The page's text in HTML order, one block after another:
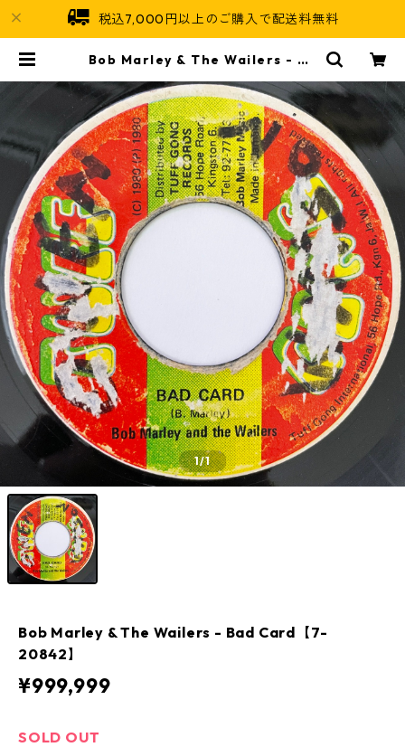
税込7,000円以上のご購入で配送料無料
Bob Marley & The Wailers - Ba
Soul
1/1
Bob Marley & The Wailers - Bad Card【7-
20842】
¥999,999
SOLD OUT